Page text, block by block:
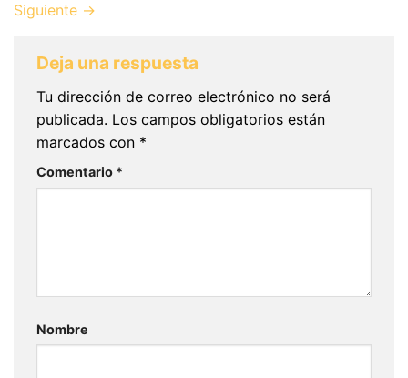
Siguiente →
Deja una respuesta
Tu dirección de correo electrónico no será
publicada. Los campos obligatorios están
marcados con *
Comentario *
Nombre